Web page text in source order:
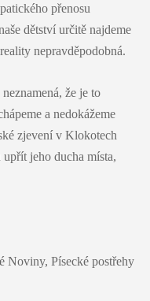
přenosu
dětství určitě najdeme
nepravděpodobná.
že je to
a nedokážeme
zjevení v Klokotech
jeho ducha místa,
Noviny, Písecké postřehy